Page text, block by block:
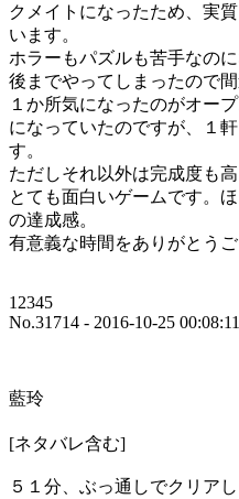
クメイトになったため、実
います。
ホラーもパズルも苦手なの
後までやってしまったので
１か所気になったのがオー
になっていたのですが、１
す。
ただしそれ以外は完成度も
とても面白いゲームです。
の達成感。
有意義な時間をありがとうご
12345
No.31714 - 2016-10-25 00:08:11
藍玲
[ネタバレ含む]
５１分、ぶっ通しでクリアし